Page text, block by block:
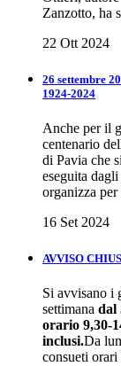
Zanzotto, ha
22 Ott 2024
26 settembre
1924-2024
Anche per il
centenario
di Pavia che
eseguita
organizza
16 Set 2024
AVVISO
Si avvisano i
settimana dal
orario 9,30-
inclusi.Da
consueti